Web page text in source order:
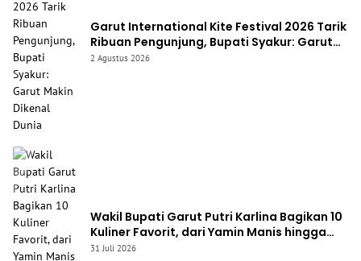
Garut International Kite Festival 2026 Tarik
Ribuan Pengunjung, Bupati Syakur: Garut
Makin Dikenal Dunia
2 Agustus 2026
Wakil Bupati Garut Putri Karlina Bagikan 10
Kuliner Favorit, dari Yamin Manis hingga
Mie Cirambay Cigedug
31 Juli 2026